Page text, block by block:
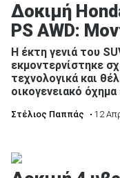
Δοκιμή
PS AWD:
Η έκτη γενιά του
εκμοντερνίστηκε
τεχνολογικά και
οικογενειακό
Στέλιος Παππάς • 12